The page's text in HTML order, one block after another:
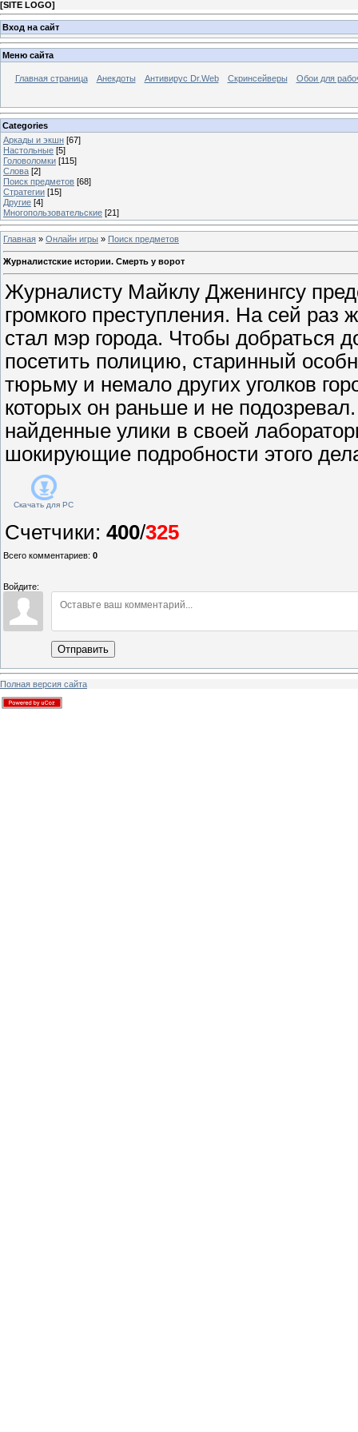
[SITE LOGO]
Вход на сайт
Меню сайта
Главная страница Анекдоты Антивирус Dr.Web Скринсейверы Обои для
Categories
Аркады и экшн [67]
Настольные [5]
Головоломки [115]
Слова [2]
Поиск предметов [68]
Стратегии [15]
Другие [4]
Многопользовательские [21]
Главная » Онлайн игры » Поиск предметов
Журналистские истории. Смерть у ворот
Журналисту Майклу Дженингсу
громкого преступления. На сей
стал мэр города. Чтобы добраться
посетить полицию, старинный
тюрьму и немало других уголков
которых он раньше и не
найденные улики в своей
шокирующие подробности этого
Скачать для PC
Счетчики: 400/325
Всего комментариев: 0
Войдите:
Отправить
Полная версия сайта